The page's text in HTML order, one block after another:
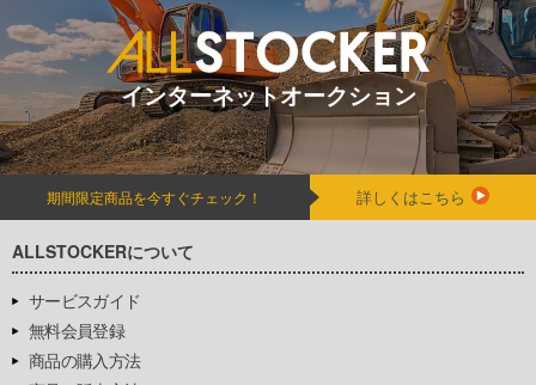
インターネットオークション
期間限定商品を今すぐチェック！ 詳しくはこちら
ALLSTOCKERについて
サービスガイド
無料会員登録
商品の購入方法